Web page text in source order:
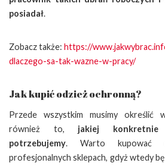
posiadał.
Zobacz także: https://
dlaczego-sa-tak-wazne-w-pracy/
Jak kupić odzież ochronną?
Przede wszystkim musimy określić
również to, jakiej
potrzebujemy. Warto kupować
profesjonalnych sklepach, gdyż wtedy